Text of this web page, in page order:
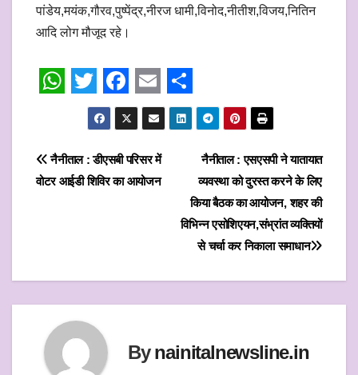
पांडेय,मयंक,गौरव,पुष्पेंद्र,नीरज धामी,विनोद,नीतीश,विजय,नितिन
आदि लोग मौजूद रहे।
a
t
p
w
i
t
F
a
c
e
k
E
m
a
i
S
h
Post
navigation
नैनीताल : एसएसपी ने यातायात
व्यवस्था को दुरस्त करने के लिए
किया बैठक का आयोजन, शहर की
विभिन्न एसोशिएयन,संभ्रांत व्यक्तियों
से चर्चा कर निकाला समाधान
नैनीताल : डीएसबी परिसर में
वोटर आईडी शिविर का आयोजन
Bynainitalnewsline.in